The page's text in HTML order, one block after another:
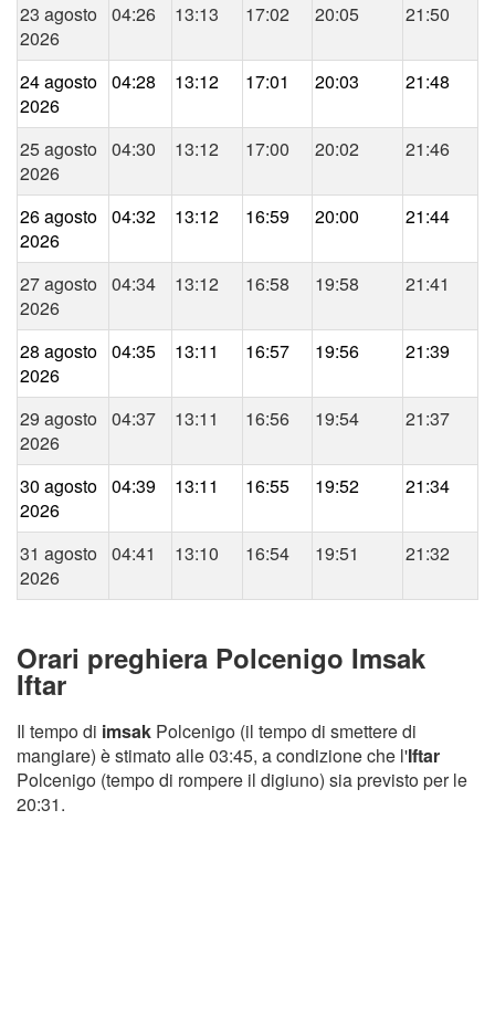
23 agosto
2026
04:26 13:13 17:02 20:05 21:50
24 agosto
2026
04:28 13:12 17:01 20:03 21:48
25 agosto
2026
04:30 13:12 17:00 20:02 21:46
26 agosto
2026
04:32 13:12 16:59 20:00 21:44
27 agosto
2026
04:34 13:12 16:58 19:58 21:41
28 agosto
2026
04:35 13:11 16:57 19:56 21:39
29 agosto
2026
04:37 13:11 16:56 19:54 21:37
30 agosto
2026
04:39 13:11 16:55 19:52 21:34
31 agosto
2026
04:41 13:10 16:54 19:51 21:32
Orari preghiera Polcenigo Imsak
Iftar
Il tempo di imsak Polcenigo (il tempo di smettere di
mangiare) è stimato alle 03:45, a condizione che l'Iftar
Polcenigo (tempo di rompere il digiuno) sia previsto per le
20:31.